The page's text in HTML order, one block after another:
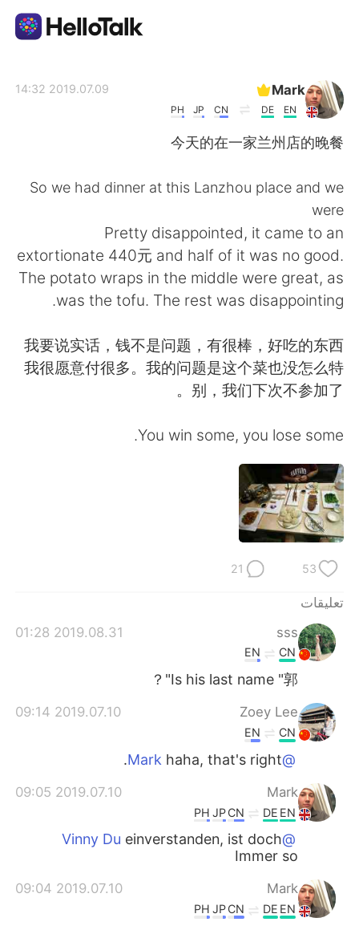
简体中文
繁體中文 Español
日本語 한국어
Italiano
Mark
EN
DE
CN
JP
PH
2019.07.09 14:32
今天的在一家兰州店的晚餐
So we had dinner at this Lanzhou place and we
were
Pretty disappointed, it came to an
extortionate 440元 and half of it was no good.
The potato wraps in the middle were great, as
was the tofu. The rest was disappointing.
我要说实话，钱不是问题，有很棒，好吃的东西
我很愿意付很多。我的问题是这个菜也没怎么特
别，我们下次不参加了。
You win some, you lose some.
53
21
تعليقات
sss
2019.08.31 01:28
CN
EN
Is his last name "郭"？
Zoey Lee
2019.07.10 09:14
CN
EN
@Mark
haha, that's right.
Mark
2019.07.10 09:05
EN
DE
CN
JP
PH
@Vinny Du
einverstanden, ist doch
Immer so
Mark
2019.07.10 09:04
EN
DE
CN
JP
PH